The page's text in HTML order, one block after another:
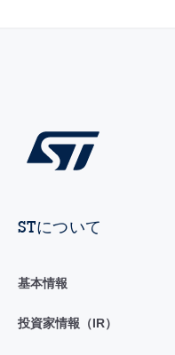
STについて
基本情報
投資家情報（IR）